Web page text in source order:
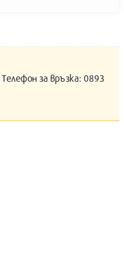
за връзка: 0893